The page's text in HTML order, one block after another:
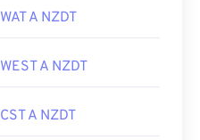
WAT A NZDT
WEST A NZDT
CST A NZDT